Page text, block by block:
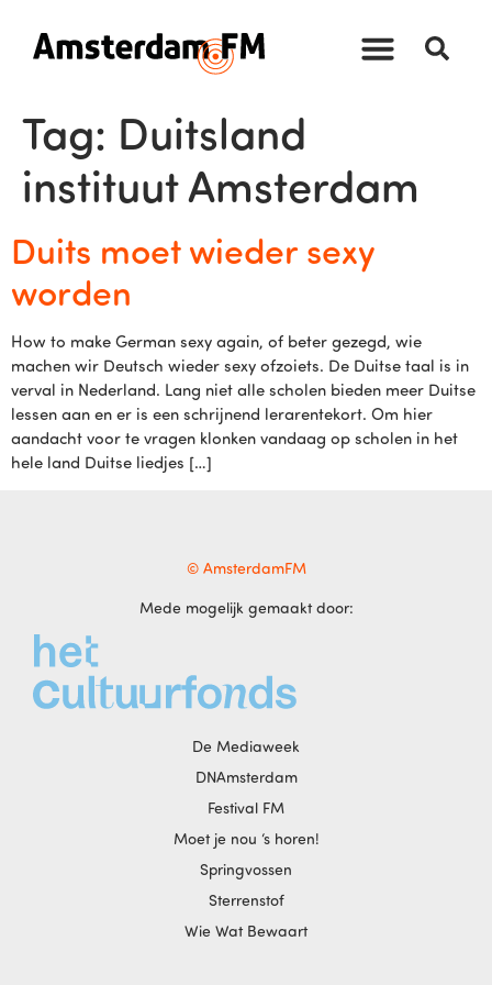
Tag: Duitsland
instituut Amsterdam
Duits moet wieder sexy
worden
How to make German sexy again, of beter gezegd, wie
machen wir Deutsch wieder sexy ofzoiets. De Duitse taal is in
verval in Nederland. Lang niet alle scholen bieden meer Duitse
lessen aan en er is een schrijnend lerarentekort. Om hier
aandacht voor te vragen klonken vandaag op scholen in het
hele land Duitse liedjes […]
© AmsterdamFM
Mede mogelijk gemaakt door:
De Mediaweek
DNAmsterdam
Festival FM
Moet je nou ‘s horen!
Springvossen
Sterrenstof
Wie Wat Bewaart